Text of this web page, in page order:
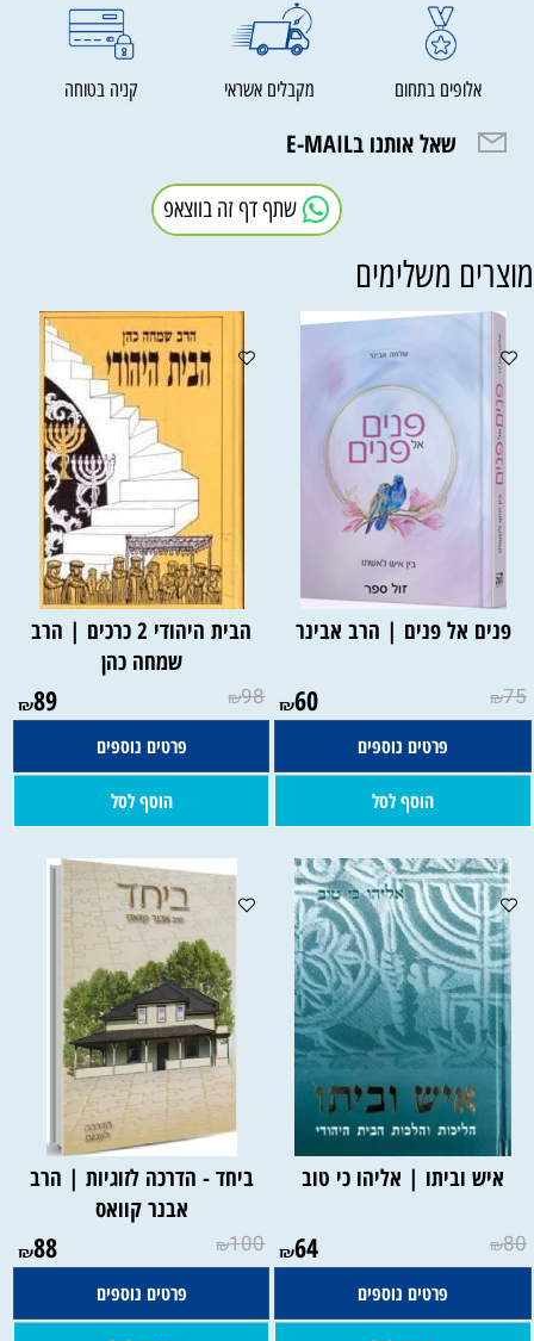
אלופים בתחום מקבלים אשראי קניה בטוחה
שאל אותנו בE-MAIL
שתף דף זה בווצאפ
משלימים
פנים אל פנים | הרב אבינר
₪75
₪60
פרטים נוספים
הוסף לסל
הבית היהודי 2 כרכים | הרב
שמחה כהן
₪98
₪89
פרטים נוספים
הוסף לסל
איש וביתו | אליהו כי טוב
₪80
₪64
פרטים נוספים
ביחד - הדרכה לזוגיות | הרב
אבנר קוואס
₪100
₪88
פרטים נוספים